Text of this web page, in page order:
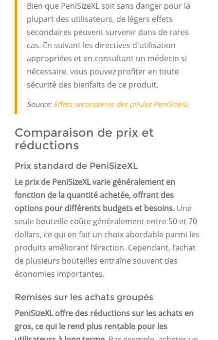
Bien que PeniSizeXL soit sans danger pour la
plupart des utilisateurs, de légers effets
secondaires peuvent survenir dans de rares
cas. En suivant les directives d'utilisation
appropriées et en consultant un médecin si
nécessaire, vous pouvez profiter en toute
sécurité des bienfaits de ce produit.
Source: Effets secondaires des pilules PeniSizeXL
Comparaison de prix et
réductions
Prix ​​​​standard de PeniSizeXL
Le prix de PeniSizeXL varie généralement en
fonction de la quantité achetée, offrant des
options pour différents budgets et besoins. Une
seule bouteille coûte généralement entre 50 et 70
dollars, ce qui en fait un choix abordable parmi les
produits améliorant l’érection. Cependant, l’achat
de plusieurs bouteilles entraîne souvent des
économies importantes.
Remises sur les achats groupés
PeniSizeXL offre des réductions sur les achats en
gros, ce qui le rend plus rentable pour les